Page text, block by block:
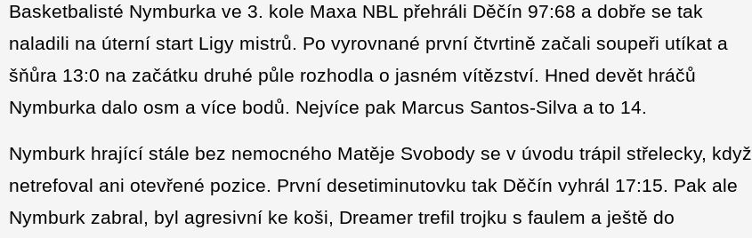
Basketbalisté Nymburka ve 3. kole Maxa NBL přehráli Děčín 97:68 a dobře se tak
naladili na úterní start Ligy mistrů. Po vyrovnané první čtvrtině začali soupeři utíkat a
šňůra 13:0 na začátku druhé půle rozhodla o jasném vítězství. Hned devět hráčů
Nymburka dalo osm a více bodů. Nejvíce pak Marcus Santos-Silva a to 14.
Nymburk hrající stále bez nemocného Matěje Svobody se v úvodu trápil střelecky, když
netrefoval ani otevřené pozice. První desetiminutovku tak Děčín vyhrál 17:15. Pak ale
Nymburk zabral, byl agresivní ke koši, Dreamer trefil trojku s faulem a ještě do